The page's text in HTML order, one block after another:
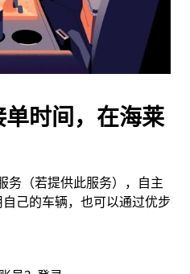
时间，在海莱
务（若提供此服务），自主
己的车辆，也可以通过优步